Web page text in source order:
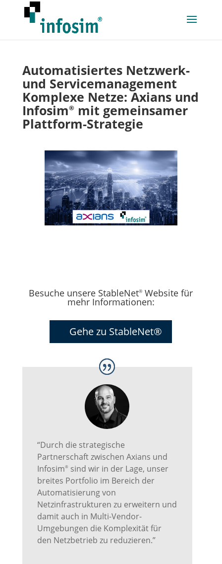
Automatisiertes Netzwerk-
und Servicemanagement
Komplexe Netze: Axians und
Infosim®mit gemeinsamer
Plattform-Strategie
Besuche unsere StableNet® Website für
mehr Informationen:
Gehe zu StableNet®
“Durch die strategische
Partnerschaft zwischen Axians und
Infosim®sind wir in der Lage, unser
breites Portfolio im Bereich der
Automatisierung von
Netzinfrastrukturen zu erweitern und
damit auch in Multi-Vendor-
Umgebungen die Komplexität für
den Netzbetrieb zu reduzieren.”